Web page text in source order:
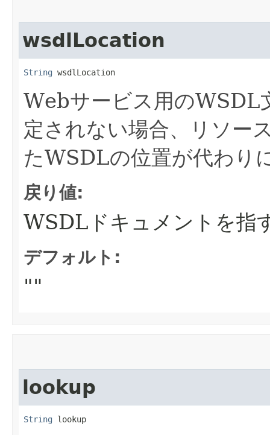
wsdlLocation
String wsdlLocation
Webサービス用のWSDL
定されない場合、リソー
たWSDLの位置が代わり
戻り値:
WSDLドキュメントを指
デフォルト:
""
lookup
String lookup